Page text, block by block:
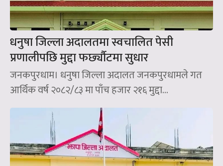
धनुषा जिल्ला अदालतमा स्वचालित पेसी
प्रणालीपछि मुद्दा फर्छ्यौटमा सुधार
जनकपुरधाम। धनुषा जिल्ला अदालत जनकपुरधामले गत
आर्थिक वर्ष २०८२/८३ मा पाँच हजार २१६ मुद्दा...